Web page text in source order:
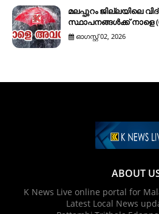
മലപ്പുറം ജില്ലയിലെ
സ്ഥാപനങ്ങൾക്ക് നാളെ
ഓഗസ്റ്റ് 02, 2026
ABOUT
K News Live online portal for
Latest Local News